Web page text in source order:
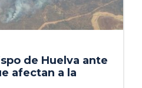
de Huelva ante
afectan a la